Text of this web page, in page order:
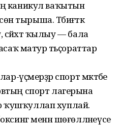
каникул ваҡытын
тырыша. Тәбиғәткә
сәйәхәт ҡылыу — бала
матур тәьҫораттар
үҫмерҙәр спорт мәктәбе
спорт лагерына
ҡушҡуллап хуплай.
менән шөғөлләнеүсе